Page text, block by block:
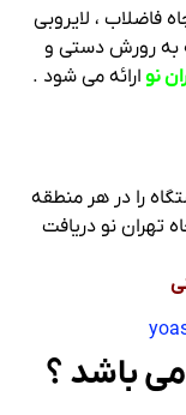
فاضلاب ، لایروبی
به رورش دستی و
نو ارائه می شود .
را در هر منطقه
تهران نو دریافت
باشد ؟